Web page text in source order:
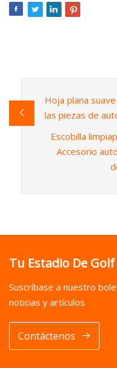
Hoja plana
las piezas de
Escobilla
Accesorio
Tu Estadio De
Suscríbase a nuestro
noticias y artículos
Contáctenos